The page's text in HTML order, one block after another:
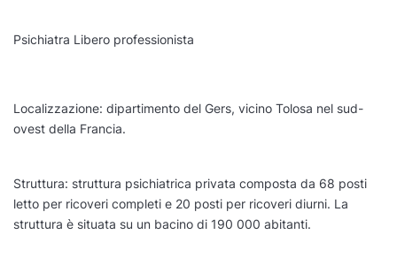
Psichiatra Libero professionista
Localizzazione: dipartimento del Gers, vicino Tolosa nel sud-
ovest della Francia.
Struttura: struttura psichiatrica privata composta da 68 posti
letto per ricoveri completi e 20 posti per ricoveri diurni. La
struttura è situata su un bacino di 190 000 abitanti.